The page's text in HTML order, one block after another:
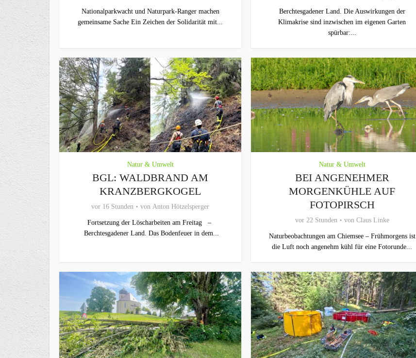
Nationalparkwacht und Naturpark-Ranger machen
gemeinsame Sache Ein Zeichen der Solidarität mit...
Berchtesgadener Land. Die Auswirkungen der
Klimakrise sind inzwischen im eigenen Garten
spürbar:...
Natur & Umwelt
BGL: WALDBRAND AM
KRANZBERGKOGEL
vor 16 Stunden von Anton Hötzelsperger
Fortsetzung der Löscharbeiten am Freitag –
Berchtesgadener Land. Das Bodenfeuer in dem...
Natur & Umwelt
BEI ANGENEHMER
MORGENKÜHLE AUF
FOTOPIRSCH
vor 22 Stunden von Claus Linke
Naturbeobachtungen am Chiemsee – Frühmorgens ist
die Luft noch angenehm kühl für eine Fotorunde...